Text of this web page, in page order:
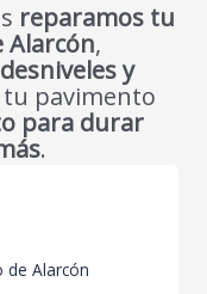
reparamos tu
Alarcón,
y
tu pavimento
para durar
.
de Alarcón